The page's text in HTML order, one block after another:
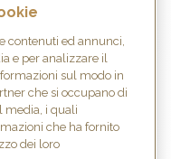
contenuti ed annunci,
e per analizzare il
sul modo in
che si occupano di
media, i quali
che ha fornito
dei loro